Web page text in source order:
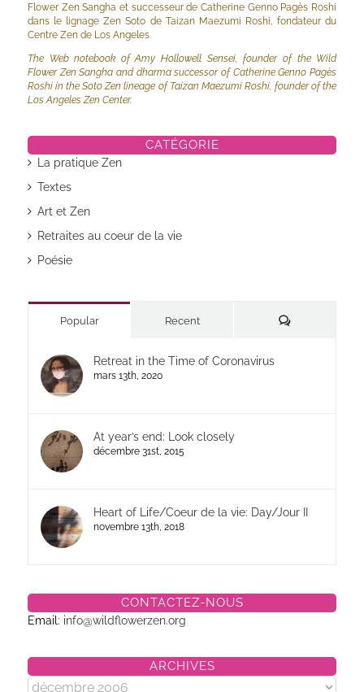
Flower Zen Sangha et successeur de Catherine Genno Pagès Roshi
dans le lignage Zen Soto de Taizan Maezumi Roshi, fondateur du
Centre Zen de Los Angeles.
The Web notebook of Amy Hollowell Sensei, founder of the Wild
Flower Zen Sangha and dharma successor of Catherine Genno Pagès
Roshi in the Soto Zen lineage of Taizan Maezumi Roshi, founder of the
Los Angeles Zen Center.
CATÉGORIE
La pratique Zen
Textes
Art et Zen
Retraites au coeur de la vie
Poésie
Popular Recent Commentaires
Retreat in the Time of Coronavirus
mars 13th, 2020
At year’s end: Look closely
décembre 31st, 2015
Heart of Life/Coeur de la vie: Day/Jour II
novembre 13th, 2018
CONTACTEZ-NOUS
Email: info@wildflowerzen.org
ARCHIVES
Archives